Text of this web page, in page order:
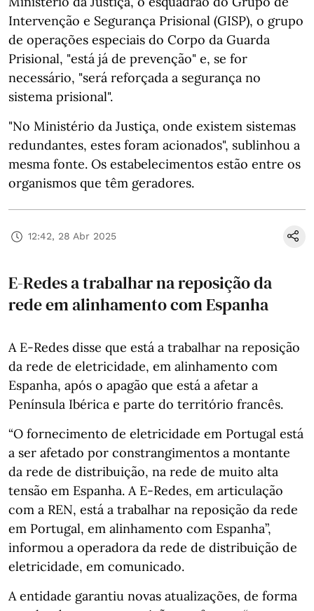
Intervenção e Segurança Prisional (GISP), o grupo
de operações especiais do Corpo da Guarda
Prisional, "está já de prevenção" e, se for
necessário, "será reforçada a segurança no
sistema prisional".
"No Ministério da Justiça, onde existem sistemas
redundantes, estes foram acionados", sublinhou a
mesma fonte. Os estabelecimentos estão entre os
organismos que têm geradores.
12:42, 28 Abr 2025
E-Redes a trabalhar na reposição da
rede em alinhamento com Espanha
A E-Redes disse que está a trabalhar na reposição
da rede de eletricidade, em alinhamento com
Espanha, após o apagão que está a afetar a
Península Ibérica e parte do território francês.
“O fornecimento de eletricidade em Portugal está
a ser afetado por constrangimentos a montante
da rede de distribuição, na rede de muito alta
tensão em Espanha. A E-Redes, em articulação
com a REN, está a trabalhar na reposição da rede
em Portugal, em alinhamento com Espanha”,
informou a operadora da rede de distribuição de
eletricidade, em comunicado.
A entidade garantiu novas atualizações, de forma